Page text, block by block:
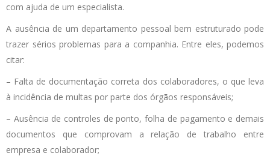
com ajuda de um especialista.
A ausência de um departamento pessoal bem estruturado pode
trazer sérios problemas para a companhia. Entre eles, podemos
citar:
– Falta de documentação correta dos colaboradores, o que leva
à incidência de multas por parte dos órgãos responsáveis;
– Ausência de controles de ponto, folha de pagamento e demais
documentos que comprovam a relação de trabalho entre
empresa e colaborador;